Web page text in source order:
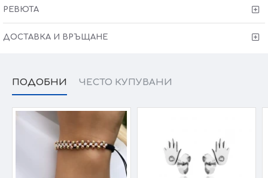
РЕВЮТА
ДОСТАВКА И ВРЪЩАНЕ
ПОДОБНИ ЧЕСТО КУПУВАНИ